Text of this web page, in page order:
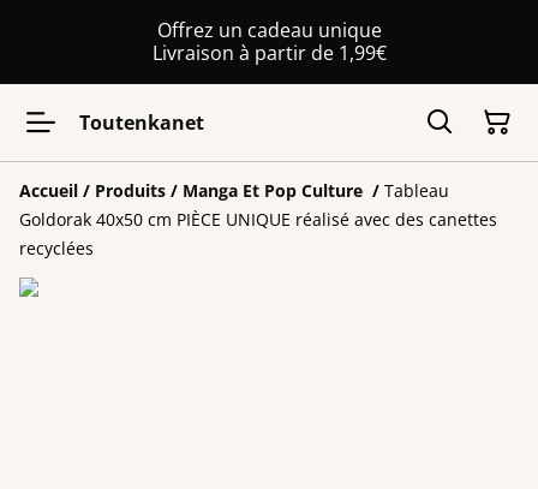
Offrez un cadeau unique
Livraison à partir de 1,99€
Toutenkanet
Accueil / Produits / Manga Et Pop Culture / Tableau
Goldorak 40x50 cm PIÈCE UNIQUE réalisé avec des canettes
recyclées